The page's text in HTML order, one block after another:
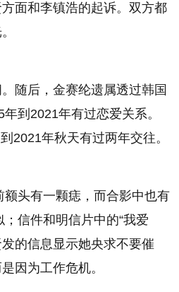
面和李镇浩的起诉。双方都
随后，金赛纶遗属透过韩国
到2021年有过恋爱关系。
2021年秋天有过两年交往。
头有一颗痣，而合影中也有
信件和明信片中的“我爱
的信息显示她央求不要催
因为工作危机。